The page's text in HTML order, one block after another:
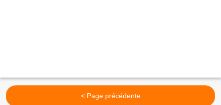
< Page précédente